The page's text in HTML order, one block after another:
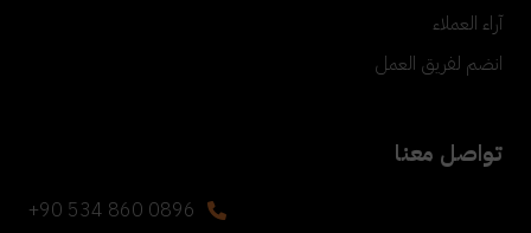
آراء العملاء
انضم لفريق العمل
تواصل معنا
+90 534 860 0896